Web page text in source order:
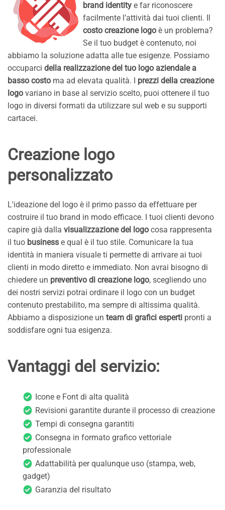
brand identity e far riconoscere
facilmente l’attività dai tuoi clienti. Il
costo creazione logo è un problema?
Se il tuo budget è contenuto, noi
abbiamo la soluzione adatta alle tue esigenze. Possiamo
occuparci della realizzazione del tuo logo aziendale a
basso costo ma ad elevata qualità. I prezzi della creazione
logo variano in base al servizio scelto, puoi ottenere il tuo
logo in diversi formati da utilizzare sul web e su supporti
cartacei.
Creazione logo
personalizzato
L'ideazione del logo è il primo passo da effettuare per
costruire il tuo brand in modo efficace. I tuoi clienti devono
capire già dalla visualizzazione del logo cosa rappresenta
il tuo business e qual è il tuo stile. Comunicare la tua
identità in maniera visuale ti permette di arrivare ai tuoi
clienti in modo diretto e immediato. Non avrai bisogno di
chiedere un preventivo di creazione logo, scegliendo uno
dei nostri servizi potrai ordinare il logo con un budget
contenuto prestabilito, ma sempre di altissima qualità.
Abbiamo a disposizione un team di grafici esperti pronti a
soddisfare ogni tua esigenza.
Vantaggi del servizio:
Icone e Font di alta qualità
Revisioni garantite durante il processo di creazione
Tempi di consegna garantiti
Consegna in formato grafico vettoriale
professionale
Adattabilità per qualunque uso (stampa, web,
gadget)
Garanzia del risultato